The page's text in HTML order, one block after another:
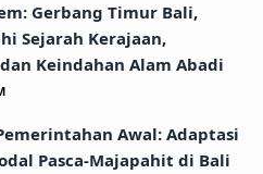
Gerbang Timur Bali,
Sejarah Kerajaan,
Keindahan Alam Abadi
Awal: Adaptasi
Pasca-Majapahit di Bali